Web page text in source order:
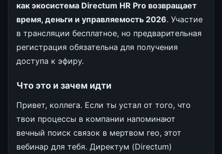
как экосистема Directum HR Pro возвращает
время, деньги и управляемость 2026. Участие
в трансляции бесплатное, но предварительная
регистрация обязательна для получения
доступа к эфиру.
Что это и зачем идти
Привет, коллега. Если ты устал от того, что
твои процессы в компании напоминают
вечный поиск связок в мертвом гео, этот
вебинар для тебя. Директум (Directum)